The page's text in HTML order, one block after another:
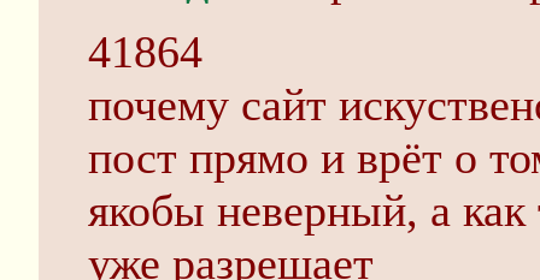
41864
почему сайт
пост прямо и врёт о
якобы неверный, а как
уже разрешает